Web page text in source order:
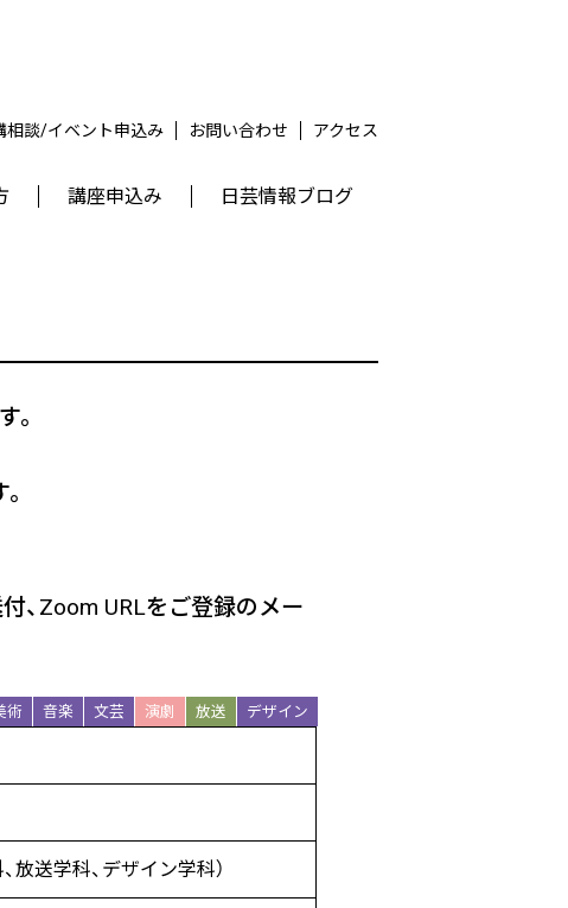
相談/イベント申込み お問い合わせ アクセス
講座申込み 日芸情報ブログ
。
、Zoom URLをご登録のメー
術 音楽 文芸 演劇 放送 デザイン
放送学科、デザイン学科）